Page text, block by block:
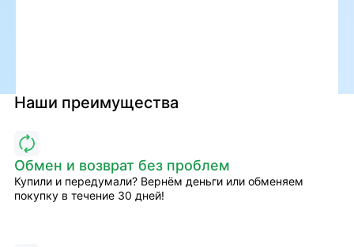
Наши преимущества
Обмен и возврат без проблем
Купили и передумали? Вернём деньги или обменяем
покупку в течение 30 дней!